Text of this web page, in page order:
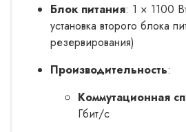
Блок питания: 1 × 1100
установка второго блока
резервирования)
Производительность:
Коммутационная
Гбит/с